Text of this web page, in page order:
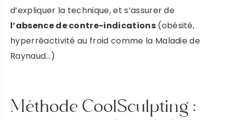
d’expliquer la technique, et s’assurer de
l’absence de contre-indications(obésité,
hyperréactivité au froid comme la Maladie de
Raynaud…)
Méthode CoolSculpting :
Prendre rendez-vous